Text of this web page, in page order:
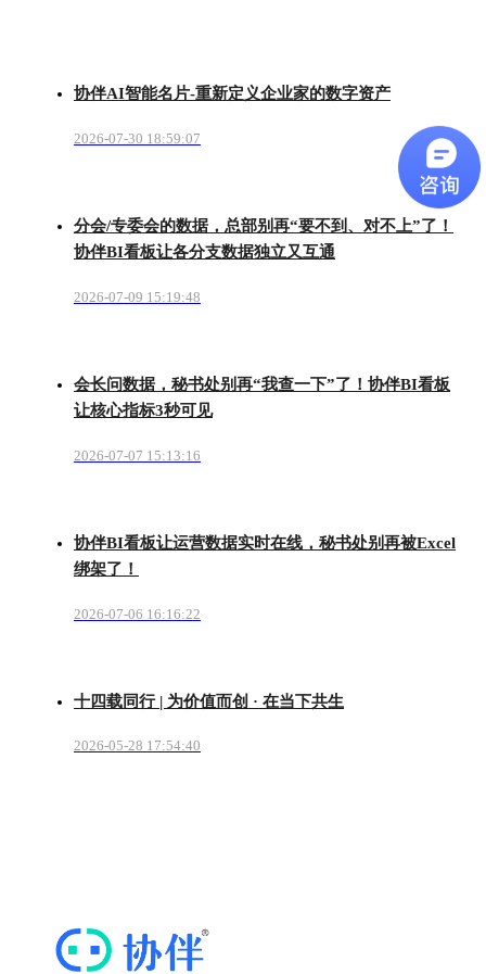
协伴AI智能名片-重新定义企业家的数字资产
2026-07-30 18:59:07
分会/专委会的数据，总部别再“要不到、对不上”了！
协伴BI看板让各分支数据独立又互通
2026-07-09 15:19:48
会长问数据，秘书处别再“我查一下”了！协伴BI看板
让核心指标3秒可见
2026-07-07 15:13:16
协伴BI看板让运营数据实时在线，秘书处别再被Excel
绑架了！
2026-07-06 16:16:22
十四载同行 | 为价值而创 · 在当下共生
2026-05-28 17:54:40